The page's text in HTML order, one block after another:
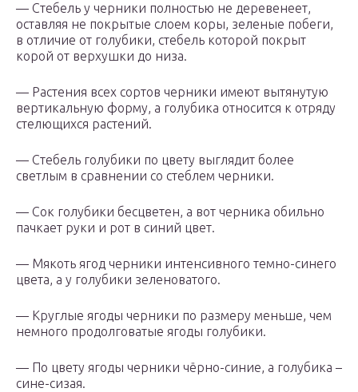
— Стебель у черники полностью не деревенеет,
оставляя не покрытые слоем коры, зеленые побеги,
в отличие от голубики, стебель которой покрыт
корой от верхушки до низа.
— Растения всех сортов черники имеют вытянутую
вертикальную форму, а голубика относится к отряду
стелющихся растений.
— Стебель голубики по цвету выглядит более
светлым в сравнении со стеблем черники.
— Сок голубики бесцветен, а вот черника обильно
пачкает руки и рот в синий цвет.
— Мякоть ягод черники интенсивного темно-синего
цвета, а у голубики зеленоватого.
— Круглые ягоды черники по размеру меньше, чем
немного продолговатые ягоды голубики.
— По цвету ягоды черники чёрно-синие, a голубика –
сине-сизая.